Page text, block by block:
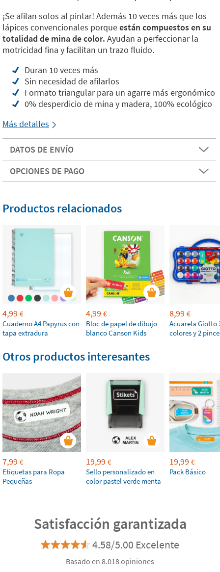
¡Se afilan solos al pintar! Además 10 veces más que los
lápices convencionales porqueestán compuestos en su
totalidad de mina de color. Ayudan a perfeccionar la
motricidad fina y facilitan un trazo fluido.
Duran 10 veces más
Sin necesidad de afilarlos
Formato triangular para un agarre más ergonómico
0% desperdicio de mina y madera, 100% ecológico
Más detalles
DATOS DE ENVÍO
OPCIONES DE PAGO
Productos relacionados
4,99 €
Cuaderno A4 Papyrus con
tapa extradura
4,99 €
Bloc de papel de dibujo
blanco Canson Kids
8,99 €
Acuarela Giotto
colores y 2
Otros productos interesantes
7,99 €
Etiquetas para Ropa
Pequeñas
19,99 €
Sello personalizado en
color pastel verde menta
19,99 €
Pack Básico
Satisfacción garantizada
4.58/5.00 Excelente
Basado en 8.018 opiniones